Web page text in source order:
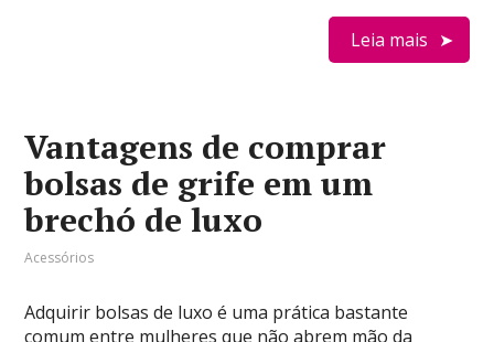
Leia mais
Vantagens de comprar
bolsas de grife em um
brechó de luxo
Acessórios
Adquirir bolsas de luxo é uma prática bastante
comum entre mulheres que não abrem mão da